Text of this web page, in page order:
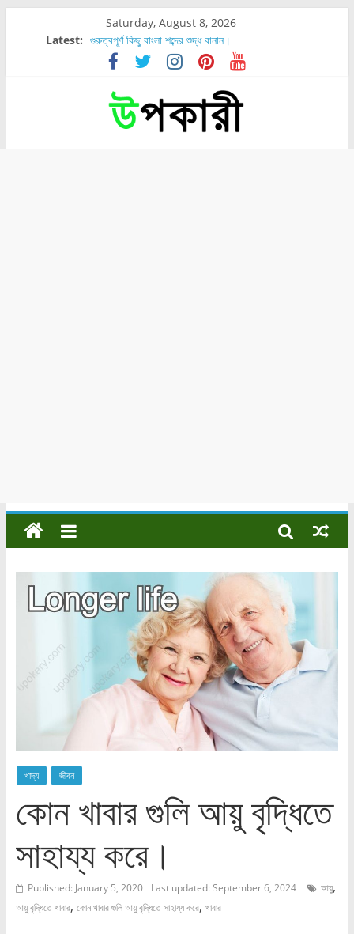
Saturday, August 8, 2026
Latest: গুরুত্বপূর্ণ কিছু বাংলা শব্দের শুদ্ধ বানান।
শরীরের কোন অংশে বেডসোর বেশি হয়?
নাসাল টিউব কতদিন রাখা যায়?
রোগীর পিঠ, কোমর এবং পায়ে বেডসোর দেখা গেলে করণীয় কি?
পার্সিমন ফলের স্বাস্থ্য ও পুষ্টি উপকারিতা।
খাদ্য জীবন
কোন খাবার গুলি আয়ু বৃদ্ধিতে
সাহায্য করে।
Published: January 5, 2020 Last updated: September 6, 2024 আয়ু,
আয়ু বৃদ্ধিতে খাবার, কোন খাবার গুলি আয়ু বৃদ্ধিতে সাহায্য করে, খাবার